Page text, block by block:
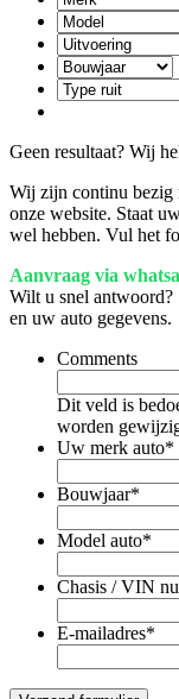
Geen resultaat? Wij
Wij zijn continu bezig
onze website. Staat
wel hebben. Vul het
Aanvraag via
Wilt u snel antwoord?
en uw auto gegevens.
Comments
Dit veld is
worden
Uw merk auto*
Bouwjaar*
Model auto*
Chasis / VIN
E-mailadres*